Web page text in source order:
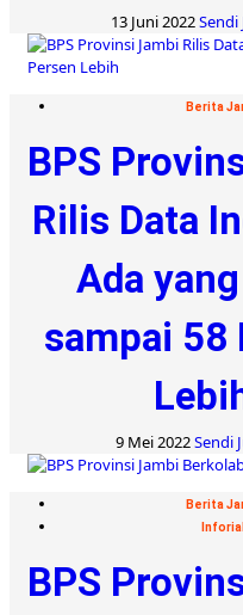
13 Juni 2022Sendi
Berita
BPS
Rilis Data
Ada
sampai 58
9 Mei 2022Sendi
Berita
Inforial
BPS